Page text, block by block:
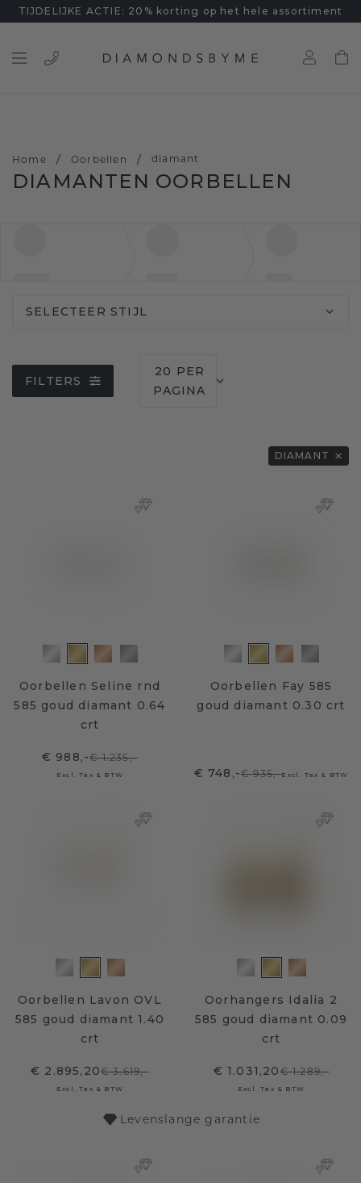
TIJDELIJKE ACTIE: 20% korting op het hele assortiment
Home / Oorbellen / diamant
DIAMANTEN OORBELLEN
SELECTEER STIJL
FILTERS
20 PER
PAGINA
DIAMANT
Oorbellen Seline rnd
585 goud diamant 0.64
crt
€ 988,-€ 1.235,-
Excl. Tax & BTW
Oorbellen Fay 585
goud diamant 0.30 crt
€ 748,-€ 935,-Excl. Tax & BTW
Oorbellen Lavon OVL
585 goud diamant 1.40
crt
€ 2.895,20€ 3.619,-
Excl. Tax & BTW
Oorhangers Idalia 2
585 goud diamant 0.09
crt
€ 1.031,20€ 1.289,-
Excl. Tax & BTW
Levenslange garantie